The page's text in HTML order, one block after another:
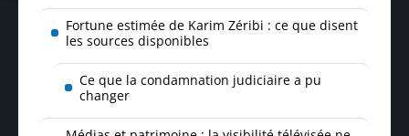
Fortune estimée de Karim Zéribi : ce que disent
les sources disponibles
Ce que la condamnation judiciaire a pu
changer